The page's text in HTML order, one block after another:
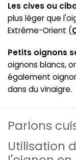
Les cives ou
plus léger que
Extrême-Orient (
Petits oignons
oignons blancs,
également
dans du vinaigre.
Parlons
Utilisation